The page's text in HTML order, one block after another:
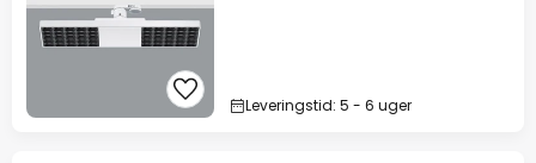
Leveringstid: 5 - 6 uger